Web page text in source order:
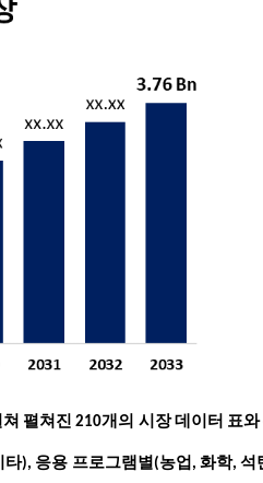
펼쳐진 210개의 시장 데이터 표와
), 응용 프로그램별(농업, 화학, 석